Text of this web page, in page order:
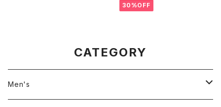
30%OFF
CATEGORY
Men's